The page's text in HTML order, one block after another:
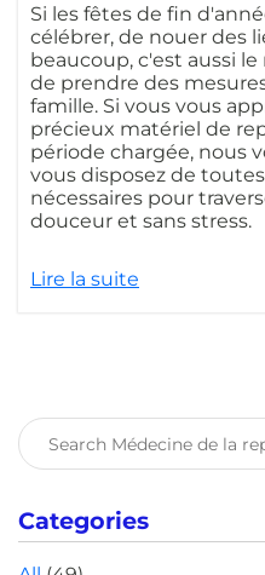
Si les fêtes de fin
célébrer, de nouer des
beaucoup, c'est aussi
de prendre des
famille. Si vous vous
précieux matériel de
période chargée, nous
vous disposez de
nécessaires pour
douceur et sans stress.
Lire la suite
Rechercher :
Categories